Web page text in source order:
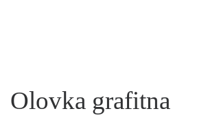
Olovka grafitna